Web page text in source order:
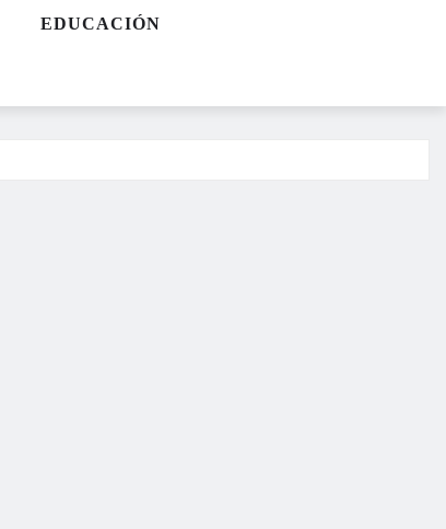
EDUCACIÓN